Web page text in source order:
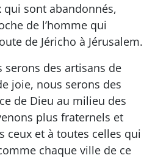
sont abandonnés,
de l’homme qui
de Jéricho à Jérusalem.
des artisans de
joie, nous serons des
de Dieu au milieu des
plus fraternels et
ceux et à toutes celles qui
chaque ville de ce